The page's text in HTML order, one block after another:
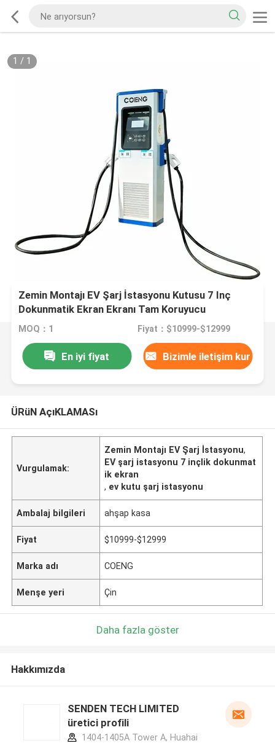
1 / 1
Zemin Montajı EV Şarj İstasyonu Kutusu 7 Inç
Dokunmatik Ekran Ekranı Tam Koruyucu
MOQ：1 Fiyat：$10999-$12999
En iyi fiyat Bizimle iletişim kur
ÜRüN AçıKLAMASı
Vurgulamak:
Zemin Montajı EV Şarj İstasyonu,
EV şarj istasyonu 7 inçlik dokunmat
ik ekran
, ev kutu şarj istasyonu
Ambalaj bilgileri ahşap kasa
Fiyat $10999-$12999
Marka adı COENG
Menşe yeri Çin
Daha fazla göster
Hakkımızda
SENDEN TECH LIMITED
üretici profili
1404-1405A Tower A, Huahai